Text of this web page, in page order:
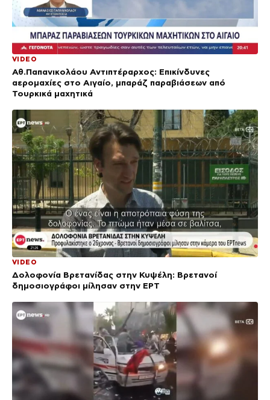
VIDEO
Αθ.Παπανικολάου Αντιπτέραρχος: Επικίνδυνες
αερομαχίες στο Αιγαίο, μπαράζ παραβιάσεων από
Τουρκικά μαχητικά
VIDEO
Δολοφονία Βρετανίδας στην Κυψέλη: Bρετανοί
δημοσιογράφοι μίλησαν στην ΕΡΤ